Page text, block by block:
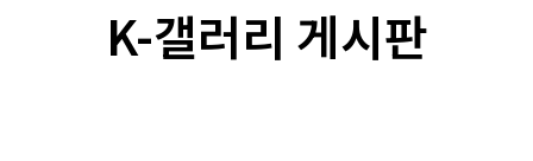
K-갤러리 게시판